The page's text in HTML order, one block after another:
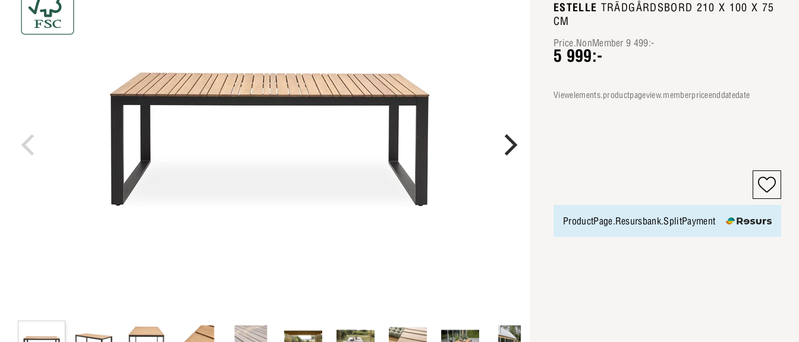
ESTELLE TRÄDGÅRDSBORD 210 X 100 X 75
CM
Price.NonMember 9 499:-
5 999:-
viewelements.productpageview.memberpriceenddatedate
ProductPage.Resursbank.SplitPayment